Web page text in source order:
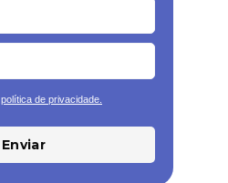
política de privacidade.
Enviar